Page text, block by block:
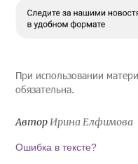
При использовании
обязательна.
АвторИрина Елфимова
Ошибка в тексте?